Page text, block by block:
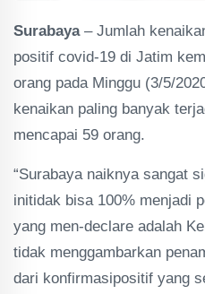
Surabaya – Jumlah
positif covid-19 di Jatim
orang pada Minggu (3/5/
kenaikan paling banyak
mencapai 59 orang.
“Surabaya naiknya sangat
initidak bisa 100% menjadi
yang men-declare adalah
tidak menggambarkan
dari konfirmasipositif yang